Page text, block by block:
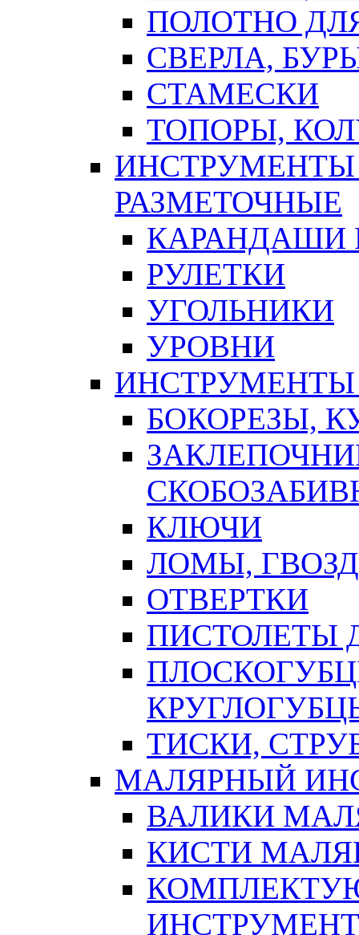
ПОЛОТНО
СВЕРЛА,
СТАМЕСКИ
ТОПОРЫ,
ИНСТРУМЕНТЫ
РАЗМЕТОЧНЫЕ
КАРАНДАШИ
РУЛЕТКИ
УГОЛЬНИКИ
УРОВНИ
БОКОРЕЗЫ,
КЛЮЧИ
ЛОМЫ,
ОТВЕРТКИ
ПИСТОЛЕТЫ
ТИСКИ,
МАЛЯРНЫЙ
ВАЛИКИ
КИСТИ